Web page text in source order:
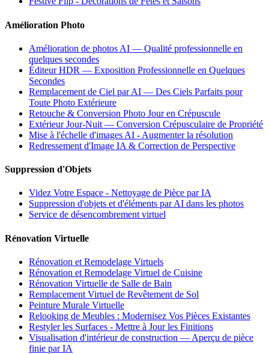
Amélioration Photo
Amélioration de photos AI — Qualité professionnelle en
quelques secondes
Éditeur HDR — Exposition Professionnelle en Quelques
Secondes
Remplacement de Ciel par AI — Des Ciels Parfaits pour
Toute Photo Extérieure
Retouche & Conversion Photo Jour en Crépuscule
Extérieur Jour-Nuit — Conversion Crépusculaire de Propriété
Mise à l'échelle d'images AI - Augmenter la résolution
Redressement d'Image IA & Correction de Perspective
Suppression d'Objets
Videz Votre Espace - Nettoyage de Pièce par IA
Suppression d'objets et d'éléments par AI dans les photos
Service de désencombrement virtuel
Rénovation Virtuelle
Rénovation et Remodelage Virtuels
Rénovation et Remodelage Virtuel de Cuisine
Rénovation Virtuelle de Salle de Bain
Remplacement Virtuel de Revêtement de Sol
Peinture Murale Virtuelle
Relooking de Meubles : Modernisez Vos Pièces Existantes
Restyler les Surfaces - Mettre à Jour les Finitions
Visualisation d'intérieur de construction — Aperçu de pièce
finie par IA